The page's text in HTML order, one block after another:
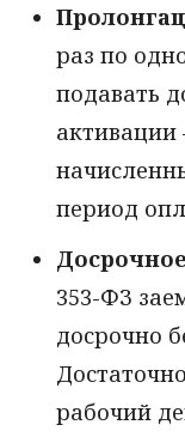
раз по
подавать
период
353-ФЗ
досрочно
рабочий